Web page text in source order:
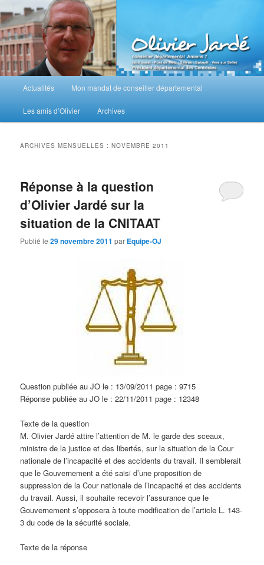
au
contenu
principal
au
contenu
secondaire
u
Actualités Mon mandat de conseiller départemental
Les amis d’Olivier Archives
ARCHIVES MENSUELLES :NOVEMBRE 2011
Réponse à la question
d’Olivier Jardé sur la
situation de la CNITAAT
Publié le29 novembre 2011 par Equipe-OJ
Question publiée au JO le : 13/09/2011 page : 9715
Réponse publiée au JO le : 22/11/2011 page : 12348
Texte de la question
M. Olivier Jardé attire l’attention de M. le garde des sceaux,
ministre de la justice et des libertés, sur la situation de la Cour
nationale de l’incapacité et des accidents du travail. Il semblerait
que le Gouvernement a été saisi d’une proposition de
suppression de la Cour nationale de l’incapacité et des accidents
du travail. Aussi, il souhaite recevoir l’assurance que le
Gouvernement s’opposera à toute modification de l’article L. 143-
3 du code de la sécurité sociale.
Texte de la réponse